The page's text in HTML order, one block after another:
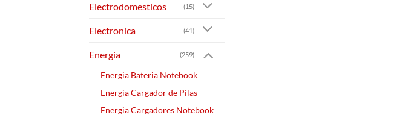
Electrodomesticos (15)
Electronica (41)
Energia (259)
Energia Bateria Notebook
Energia Cargador de Pilas
Energia Cargadores Notebook